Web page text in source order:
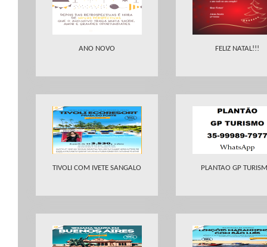
ANO NOVO FELIZ NATAL!!!
TIVOLI COM IVETE SANGALO PLANTAO GP